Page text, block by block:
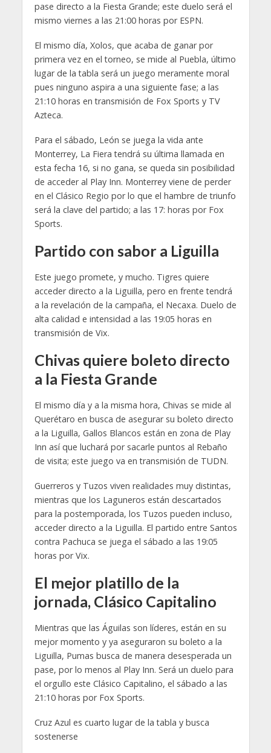
pase directo a la Fiesta Grande; este duelo será el
mismo viernes a las 21:00 horas por ESPN.
El mismo día, Xolos, que acaba de ganar por
primera vez en el torneo, se mide al Puebla, último
lugar de la tabla será un juego meramente moral
pues ninguno aspira a una siguiente fase; a las
21:10 horas en transmisión de Fox Sports y TV
Azteca.
Para el sábado, León se juega la vida ante
Monterrey, La Fiera tendrá su última llamada en
esta fecha 16, si no gana, se queda sin posibilidad
de acceder al Play Inn. Monterrey viene de perder
en el Clásico Regio por lo que el hambre de triunfo
será la clave del partido; a las 17: horas por Fox
Sports.
Partido con sabor a Liguilla
Este juego promete, y mucho. Tigres quiere
acceder directo a la Liguilla, pero en frente tendrá
a la revelación de la campaña, el Necaxa. Duelo de
alta calidad e intensidad a las 19:05 horas en
transmisión de Vix.
Chivas quiere boleto directo
a la Fiesta Grande
El mismo día y a la misma hora, Chivas se mide al
Querétaro en busca de asegurar su boleto directo
a la Liguilla, Gallos Blancos están en zona de Play
Inn así que luchará por sacarle puntos al Rebaño
de visita; este juego va en transmisión de TUDN.
Guerreros y Tuzos viven realidades muy distintas,
mientras que los Laguneros están descartados
para la postemporada, los Tuzos pueden incluso,
acceder directo a la Liguilla. El partido entre Santos
contra Pachuca se juega el sábado a las 19:05
horas por Vix.
El mejor platillo de la
jornada, Clásico Capitalino
Mientras que las Águilas son líderes, están en su
mejor momento y ya aseguraron su boleto a la
Liguilla, Pumas busca de manera desesperada un
pase, por lo menos al Play Inn. Será un duelo para
el orgullo este Clásico Capitalino, el sábado a las
21:10 horas por Fox Sports.
Cruz Azul es cuarto lugar de la tabla y busca
sostenerse